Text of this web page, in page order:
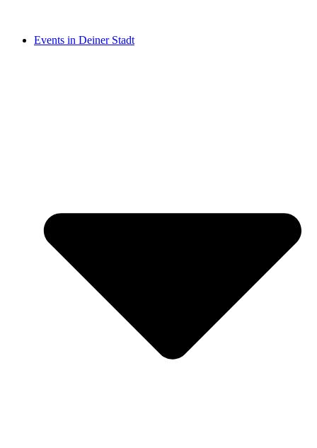
Events in Deiner Stadt